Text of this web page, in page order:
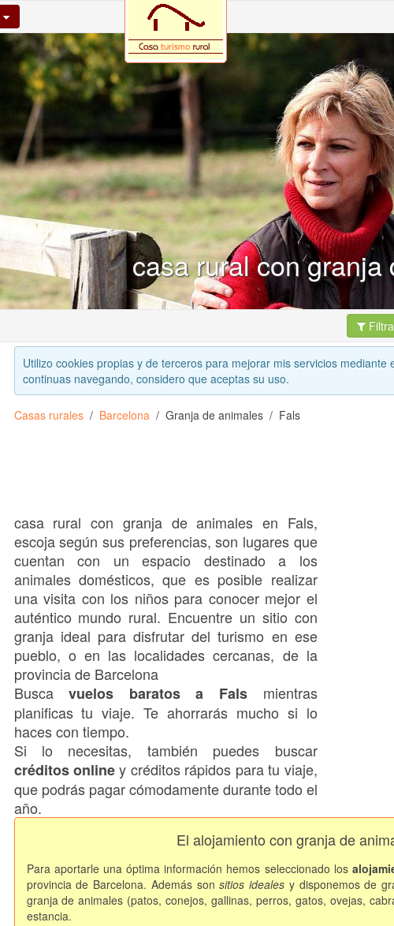
casa rural con
Utilizo cookies propias y de terceros para mejorar mis servicios
continuas navegando, considero que aceptas su uso.
Casas rurales Barcelona Granja de animales Fals
casa rural con granja de animales en Fals,
escoja según sus preferencias, son lugares que
cuentan con un espacio destinado a los
animales domésticos, que es posible realizar
una visita con los niños para conocer mejor el
auténtico mundo rural. Encuentre un sitio con
granja ideal para disfrutar del turismo en ese
pueblo, o en las localidades cercanas, de la
provincia de Barcelona
Buscavuelos baratos a Fals mientras
planificas tu viaje. Te ahorrarás mucho si lo
haces con tiempo.
Si lo necesitas, también puedes buscar
créditos onliney créditos rápidos para tu viaje,
que podrás pagar cómodamente durante todo el
año.
El alojamiento con granja de
Para aportarle una óptima información hemos seleccionado los
provincia de Barcelona. Además sonsitios ideales y disponemos de
granja de animales (patos, conejos, gallinas, perros, gatos, ovejas,
estancia.